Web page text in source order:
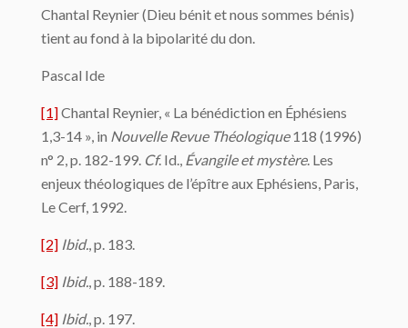
Chantal Reynier (Dieu bénit et nous sommes bénis)
tient au fond à la bipolarité du don.
Pascal Ide
[1]Chantal Reynier, « La bénédiction en Éphésiens
1,3-14 », in Nouvelle Revue Théologique118 (1996)
n° 2, p. 182-199. Cf. Id., Évangile et mystère. Les
enjeux théologiques de l’épître aux Ephésiens, Paris,
Le Cerf, 1992.
[2] Ibid., p. 183.
[3] Ibid., p. 188-189.
[4] Ibid., p. 197.